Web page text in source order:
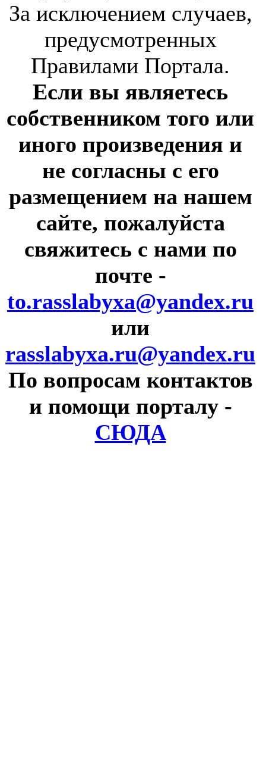
За исключением случаев,
предусмотренных
Правилами Портала.
Если вы являетесь
собственником того или
иного произведения и
не согласны с его
размещением на нашем
сайте, пожалуйста
свяжитесь с нами по
почте -
to.rasslabyxa@yandex.ru
или
rasslabyxa.ru@yandex.ru
По вопросам контактов
и помощи порталу -
СЮДА